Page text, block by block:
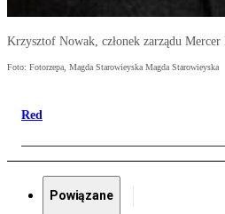
Krzysztof Nowak, członek zarządu Mercer
Foto: Fotorzepa, Magda Starowieyska Magda Starowieyska
Red
Powiązane